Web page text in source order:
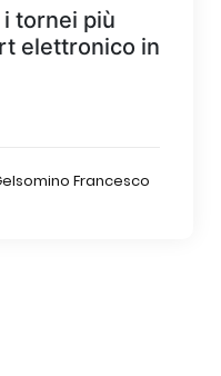
tornei più
elettronico in
Francesco